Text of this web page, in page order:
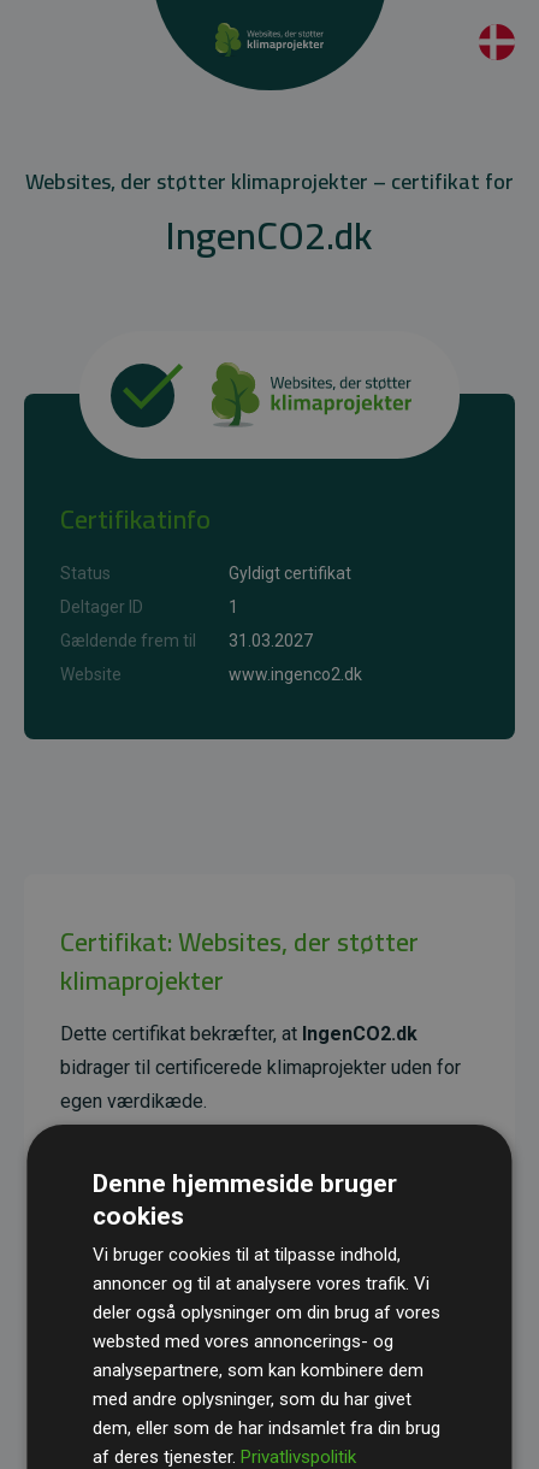
Websites, der støtter klimaprojekter – certifikat for
IngenCO2.dk
Certifikatinfo
Status
Gyldigt certifikat
Deltager ID
1
Gældende frem til
31.03.2027
Website
www.ingenco2.dk
Certifikat: Websites, der støtter
klimaprojekter
Dette certifikat bekræfter, at IngenCO2.dk
bidrager til certificerede klimaprojekter uden for
egen værdikæde.
reducerende effekt, som i gennemsnit svarer til
dobbelt så meget CO₂ som den estimerede
Alle projekter er verificeret gennem Gold
Standard– en international ordning, der sikrer høj
kvalitet og gennemsigtighed i klimainvesteringer.
Du kan læse mere om de konkrete projekter
Denne hjemmeside bruger
cookies
Vi bruger cookies til at tilpasse indhold,
annoncer og til at analysere vores trafik. Vi
deler også oplysninger om din brug af vores
websted med vores annoncerings- og
analysepartnere, som kan kombinere dem
med andre oplysninger, som du har givet
dem, eller som de har indsamlet fra din brug
af deres tjenester.Privatlivspolitik